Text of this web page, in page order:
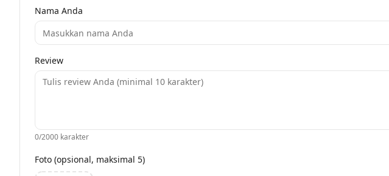
Nama Anda
Review
0/2000 karakter
Foto (opsional, maksimal 5)